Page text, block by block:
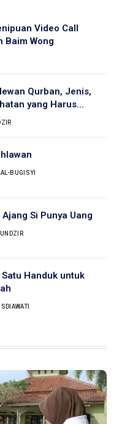
Video Call
Baim Wong
Qurban, Jenis,
yang Harus
BUGISYI
Si Punya Uang
Handuk untuk